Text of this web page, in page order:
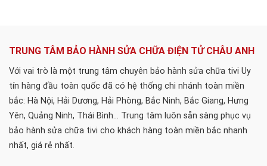
TRUNG TÂM BẢO HÀNH SỬA CHỮA ĐIỆN TỬ CHÂU ANH
Với vai trò là một trung tâm chuyên bảo hành sửa chữa tivi Uy
tín hàng đầu toàn quốc đã có hệ thống chi nhánh toàn miền
bắc: Hà Nội, Hải Dương, Hải Phòng, Bắc Ninh, Bắc Giang, Hưng
Yên, Quảng Ninh, Thái Bình... Trung tâm luôn sẵn sàng phục vụ
bảo hành sửa chữa tivi cho khách hàng toàn miền bắc nhanh
nhất, giá rẻ nhất.